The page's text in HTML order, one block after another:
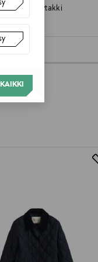
-kylpytakki